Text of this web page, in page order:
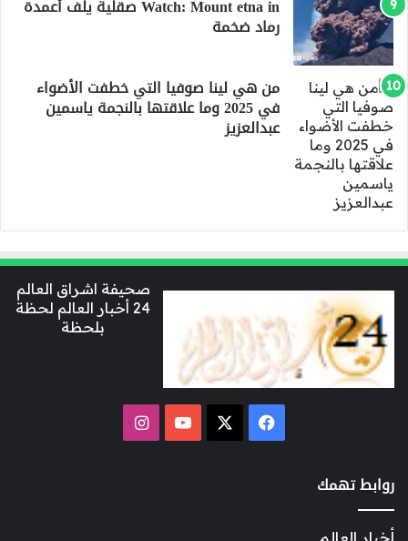
Watch: Mount etna in صقلية يلف أعمدة
رماد ضخمة
من هي لينا صوفيا التي خطفت الأضواء
في 2025 وما علاقتها بالنجمة ياسمين
عبدالعزيز
صحيفة اشراق العالم
24 أخبار العالم لحظة
بلحظة
فيسبوك ‫YouTubeانستقرام
روابط تهمك
أخبار العالم